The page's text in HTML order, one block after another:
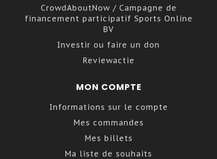
CrowdAboutNow / Campagne de
financement participatif Sports Online
BV
Investir ou faire un don
Reviewactie
MON COMPTE
Informations sur le compte
Mes commandes
Mes billets
Ma liste de souhaits